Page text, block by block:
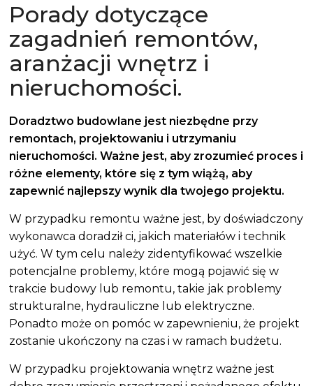
Porady dotyczące
zagadnień remontów,
aranżacji wnętrz i
nieruchomości.
Doradztwo budowlane jest niezbędne przy
remontach, projektowaniu i utrzymaniu
nieruchomości. Ważne jest, aby zrozumieć proces i
różne elementy, które się z tym wiążą, aby
zapewnić najlepszy wynik dla twojego projektu.
W przypadku remontu ważne jest, by doświadczony
wykonawca doradził ci, jakich materiałów i technik
użyć. W tym celu należy zidentyfikować wszelkie
potencjalne problemy, które mogą pojawić się w
trakcie budowy lub remontu, takie jak problemy
strukturalne, hydrauliczne lub elektryczne.
Ponadto może on pomóc w zapewnieniu, że projekt
zostanie ukończony na czas i w ramach budżetu.
W przypadku projektowania wnętrz ważne jest